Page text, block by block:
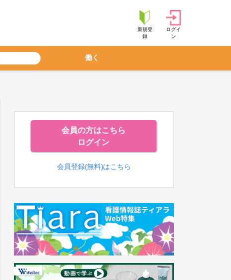
新規登
録
ログイ
ン
働く
会員の方はこちら
ログイン
会員登録(無料)はこちら